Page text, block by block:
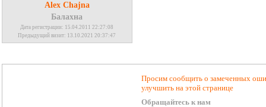
Alex Chajna
Балахна
Дата регистрации: 15.04.2011 22:27:08
Предыдущий визит: 13.10.2021 20:37:47
Просим сообщить о замеченных
улучшить на этой странице
Обращайтесь к нам